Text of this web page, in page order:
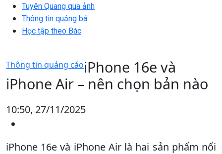
Tuyên Quang qua ảnh
Thông tin quảng bá
Học tập theo Bác
Thông tin quảng cáoiPhone 16e và
iPhone Air – nên chọn bản nào
10:50, 27/11/2025
iPhone 16e và iPhone Air là hai sản phẩm nổi